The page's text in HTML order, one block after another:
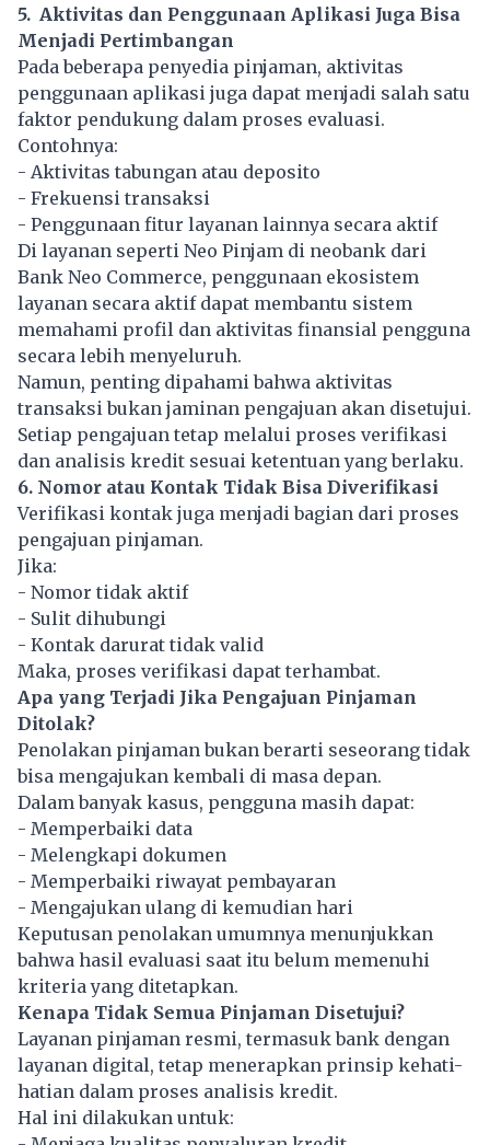
5. Aktivitas dan Penggunaan Aplikasi Juga Bisa
Menjadi Pertimbangan
Pada beberapa penyedia pinjaman, aktivitas
penggunaan aplikasi juga dapat menjadi salah satu
faktor pendukung dalam proses evaluasi.
Contohnya:
- Aktivitas tabungan atau deposito
- Frekuensi transaksi
- Penggunaan fitur layanan lainnya secara aktif
Di layanan seperti Neo Pinjam di neobank dari
Bank Neo Commerce, penggunaan ekosistem
layanan secara aktif dapat membantu sistem
memahami profil dan aktivitas finansial pengguna
secara lebih menyeluruh.
Namun, penting dipahami bahwa aktivitas
transaksi bukan jaminan pengajuan akan disetujui.
Setiap pengajuan tetap melalui proses verifikasi
dan analisis kredit sesuai ketentuan yang berlaku.
6. Nomor atau Kontak Tidak Bisa Diverifikasi
Verifikasi kontak juga menjadi bagian dari proses
pengajuan pinjaman.
Jika:
- Nomor tidak aktif
- Sulit dihubungi
- Kontak darurat tidak valid
Maka, proses verifikasi dapat terhambat.
Apa yang Terjadi Jika Pengajuan Pinjaman
Ditolak?
Penolakan pinjaman bukan berarti seseorang tidak
bisa mengajukan kembali di masa depan.
Dalam banyak kasus, pengguna masih dapat:
- Memperbaiki data
- Melengkapi dokumen
- Memperbaiki riwayat pembayaran
- Mengajukan ulang di kemudian hari
Keputusan penolakan umumnya menunjukkan
bahwa hasil evaluasi saat itu belum memenuhi
kriteria yang ditetapkan.
Kenapa Tidak Semua Pinjaman Disetujui?
Layanan pinjaman resmi, termasuk bank dengan
layanan digital, tetap menerapkan prinsip kehati-
hatian dalam proses analisis kredit.
Hal ini dilakukan untuk: